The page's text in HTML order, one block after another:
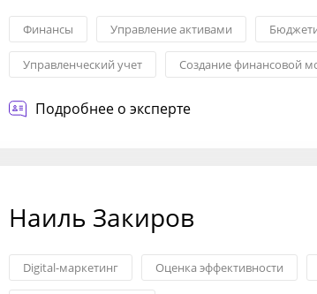
Финансы Управление активами
Управленческий учет Создание финансовой
Учетная политика
Подробнее о эксперте
Наиль Закиров
Digital-маркетинг Оценка эффективности